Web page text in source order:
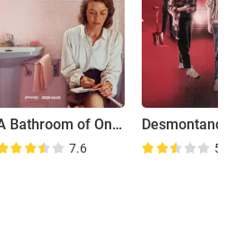
A Bathroom of One's Own
7.6 5.2